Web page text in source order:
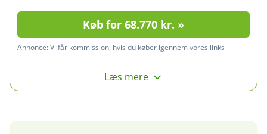
Køb for 68.770 kr. »
Annonce:Vi får kommission, hvis du køber igennem vores links
Læs mere